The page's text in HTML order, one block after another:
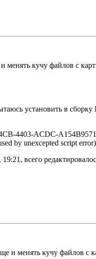
менять кучу файлов с
установить в сборку
4403-ACDC-
by unexcepted script
19:21, всего
и менять кучу файлов